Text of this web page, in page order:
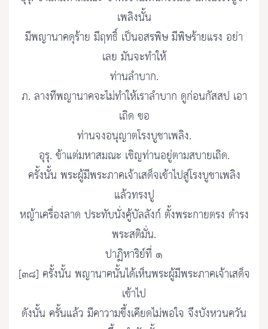
เพลิงนั้น
มีพญานาคดุร้าย มีฤทธิ์ เป็นอสรพิษ มีพิษร้ายแรง อย่า
เลย มันจะทำให้
ท่านลำบาก.
ภ. ลางทีพญานาคจะไม่ทำให้เราลำบาก ดูก่อนกัสสป เอา
เถิด ขอ
ท่านจงอนุญาตโรงบูชาเพลิง.
อุรุ. ข้าแต่มหาสมณะ เชิญท่านอยู่ตามสบายเถิด.
ครั้งนั้น พระผู้มีพระภาคเจ้าเสด็จเข้าไปสู่โรงบูชาเพลิง
แล้วทรงปู
หญ้าเครื่องลาด ประทับนั่งคู้บัลลังก์ ตั้งพระกายตรง ดำรง
พระสติมั่น.
ปาฏิหาริย์ที่ ๑
[๓๘] ครั้งนั้น พญานาคนั้นได้เห็นพระผู้มีพระภาคเจ้าเสด็จ
เข้าไป
ดังนั้น ครั้นแล้ว มีคาวามขึ้งเคียดไม่พอใจ จึงบังหวนควัน